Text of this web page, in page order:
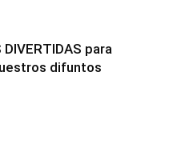
DIVERTIDAS para
difuntos